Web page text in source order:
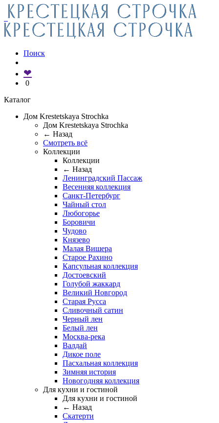
Поиск
❤
0
Каталог
Дом Krestetskaya Strochka
Дом Krestetskaya Strochka
← Назад
Смотреть всё
Коллекции
Коллекции
← Назад
Ленинградский Пассаж
Весенняя коллекция
Санкт-Петербург
Чайный стол
Любогорье
Боровичи
Чудово
Князево
Малая Вишера
Старое Рахино
Капсульная коллекция
Достоевский
Голубой жаккард
Великий Новгород
Старая Русса
Сливочный сатин
Черный лен
Белый лен
Москва-река
Валдай
Дикое поле
Пасхальная коллекция
Зимняя история
Новогодняя коллекция
Для кухни и гостиной
Для кухни и гостиной
← Назад
Скатерти